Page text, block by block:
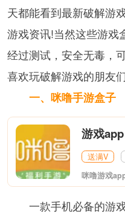
天都能看到最新破解游
游戏资讯!当然这些游戏
经过测试，安全无毒，
喜欢玩破解游戏的朋友
一、咪噜手游盒子
游戏app
送满V
一款手机必备的游